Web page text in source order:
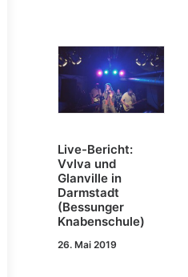
Live-Bericht:
Vvlva und
Glanville in
Darmstadt
(Bessunger
Knabenschule)
26. Mai 2019